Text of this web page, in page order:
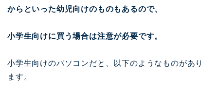
からといった幼児向けのものもあるので、
小学生向けに買う場合は注意が必要です。
小学生向けのパソコンだと、以下のようなものがあり
ます。